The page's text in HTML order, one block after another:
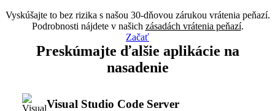
Vyskúšajte to bez rizika s našou 30-dňovou zárukou vrátenia peňazí.
Podrobnosti nájdete v našich zásadách vrátenia peňazí.
Začať
Preskúmajte ďalšie aplikácie na
nasadenie
Visual Studio Code Server